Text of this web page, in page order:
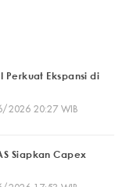
Perkuat Ekspansi di
2026 20:27 WIB
Siapkan Capex